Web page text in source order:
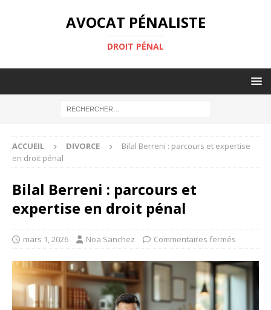
AVOCAT PÉNALISTE
DROIT PÉNAL
ACCUEIL DIVORCE
Bilal Berreni : parcours et expertise
en droit pénal
Bilal Berreni : parcours et
expertise en droit pénal
mars 1, 2026 Noa Sanchez Commentaires fermés